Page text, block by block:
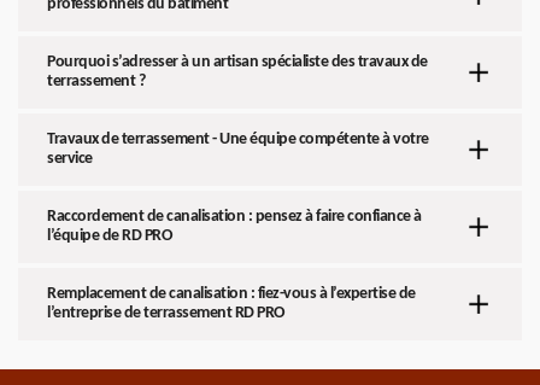
professionnels du bâtiment
Pourquoi s’adresser à un artisan spécialiste des travaux de
terrassement ?
Travaux de terrassement - Une équipe compétente à votre
service
Raccordement de canalisation : pensez à faire confiance à
l’équipe de RD PRO
Remplacement de canalisation : fiez-vous à l’expertise de
l’entreprise de terrassement RD PRO